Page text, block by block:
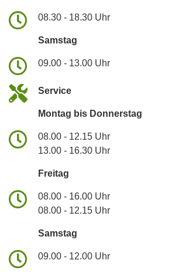
08.30 - 18.30 Uhr
Samstag
09.00 - 13.00 Uhr
Service
Montag bis Donnerstag
08.00 - 12.15 Uhr
13.00 - 16.30 Uhr
Freitag
08.00 - 16.00 Uhr
08.00 - 12.15 Uhr
Samstag
09.00 - 12.00 Uhr